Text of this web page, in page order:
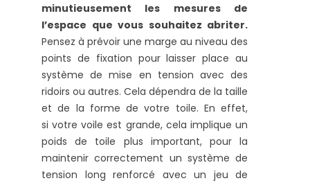
minutieusement les mesures de
l’espace que vous souhaitez abriter.
Pensez à prévoir une marge au niveau des
points de fixation pour laisser place au
système de mise en tension avec des
ridoirs ou autres. Cela dépendra de la taille
et de la forme de votre toile. En effet,
si votre voile est grande, cela implique un
poids de toile plus important, pour la
maintenir correctement un système de
tension long renforcé avec un jeu de